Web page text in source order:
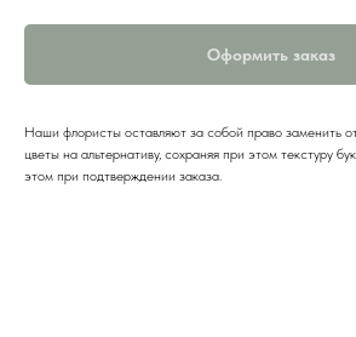
Оформить заказ
Наши флористы оставляют за собой право заменить
цветы на альтернативу, сохраняя при этом текстуру
этом при подтверждении заказа.